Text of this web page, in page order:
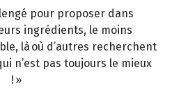
pour proposer dans
ingrédients, le moins
là où d’autres recherchent
n’est pas toujours le mieux
! »